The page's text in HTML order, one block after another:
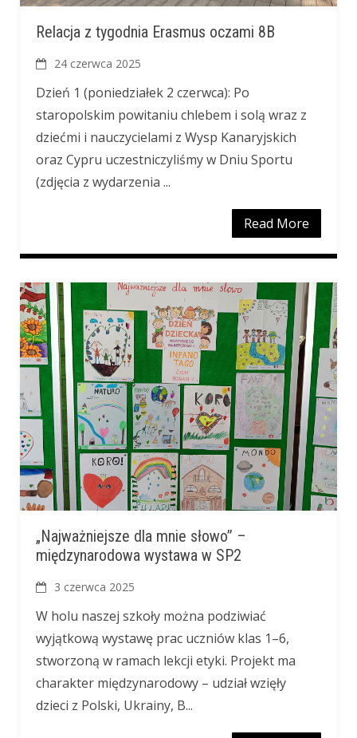
Relacja z tygodnia Erasmus oczami 8B
24 czerwca 2025
Dzień 1 (poniedziałek 2 czerwca): Po
staropolskim powitaniu chlebem i solą wraz z
dziećmi i nauczycielami z Wysp Kanaryjskich
oraz Cypru uczestniczyliśmy w Dniu Sportu
(zdjęcia z wydarzenia ...
Read More
„Najważniejsze dla mnie słowo” –
międzynarodowa wystawa w SP2
3 czerwca 2025
W holu naszej szkoły można podziwiać
wyjątkową wystawę prac uczniów klas 1–6,
stworzoną w ramach lekcji etyki. Projekt ma
charakter międzynarodowy – udział wzięły
dzieci z Polski, Ukrainy, B...